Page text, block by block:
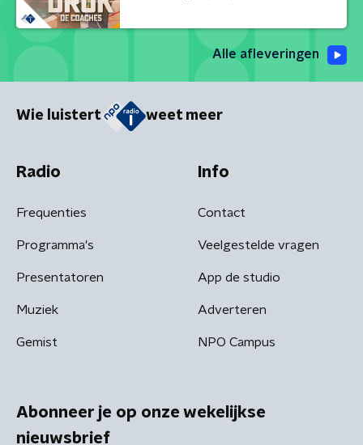
Alle afleveringen
Wie luistert weet meer
Radio
Frequenties
Programma's
Presentatoren
Muziek
Gemist
Info
Contact
Veelgestelde vragen
App de studio
Adverteren
NPO Campus
Abonneer je op onze wekelijkse
nieuwsbrief